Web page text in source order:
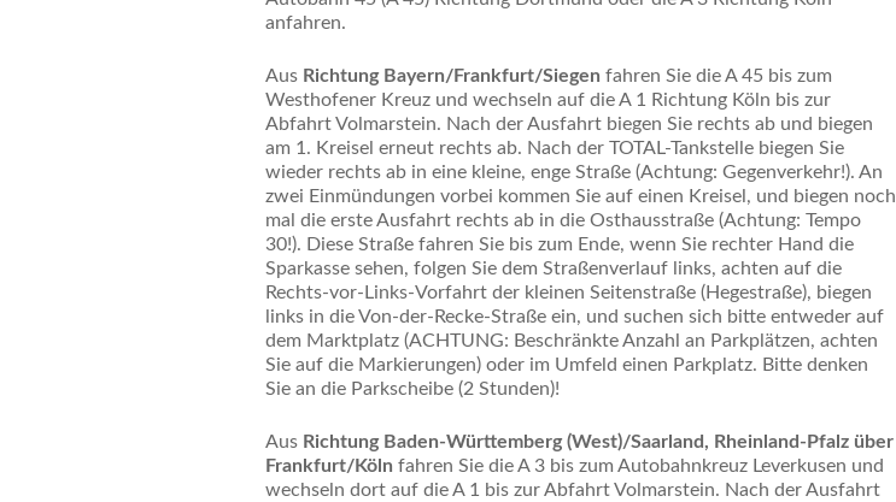
anfahren.
Aus Richtung Bayern/Frankfurt/Siegen fahren Sie die A 45 bis zum
Westhofener Kreuz und wechseln auf die A 1 Richtung Köln bis zur
Abfahrt Volmarstein. Nach der Ausfahrt biegen Sie rechts ab und biegen
am 1. Kreisel erneut rechts ab. Nach der TOTAL-Tankstelle biegen Sie
wieder rechts ab in eine kleine, enge Straße (Achtung: Gegenverkehr!). An
zwei Einmündungen vorbei kommen Sie auf einen Kreisel, und biegen noch
mal die erste Ausfahrt rechts ab in die Osthausstraße (Achtung: Tempo
30!). Diese Straße fahren Sie bis zum Ende, wenn Sie rechter Hand die
Sparkasse sehen, folgen Sie dem Straßenverlauf links, achten auf die
Rechts-vor-Links-Vorfahrt der kleinen Seitenstraße (Hegestraße), biegen
links in die Von-der-Recke-Straße ein, und suchen sich bitte entweder auf
dem Marktplatz (ACHTUNG: Beschränkte Anzahl an Parkplätzen, achten
Sie auf die Markierungen) oder im Umfeld einen Parkplatz. Bitte denken
Sie an die Parkscheibe (2 Stunden)!
Aus Richtung Baden-Württemberg (West)/Saarland, Rheinland-Pfalz über
Frankfurt/Köln fahren Sie die A 3 bis zum Autobahnkreuz Leverkusen und
wechseln dort auf die A 1 bis zur Abfahrt Volmarstein. Nach der Ausfahrt